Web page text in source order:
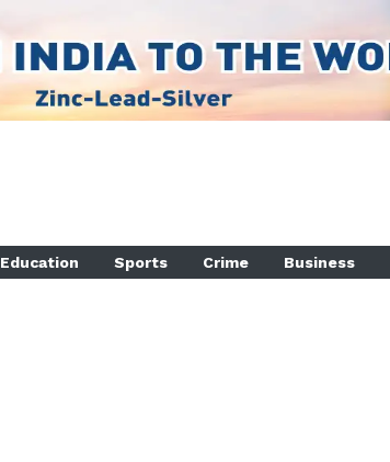
Education Sports Crime Business